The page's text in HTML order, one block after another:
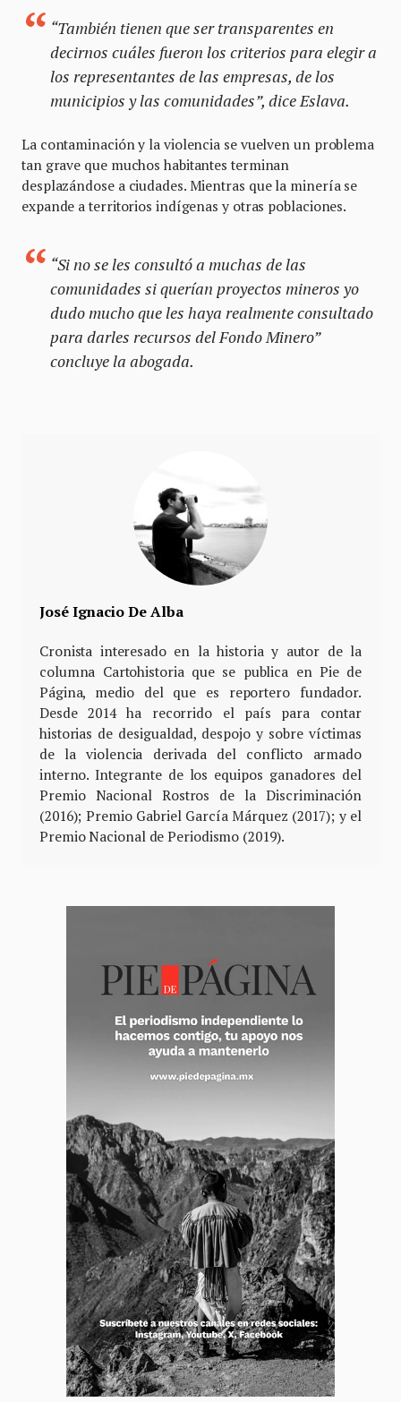
“También tienen que ser transparentes en
decirnos cuáles fueron los criterios para elegir a
los representantes de las empresas, de los
municipios y las comunidades”, dice Eslava.
La contaminación y la violencia se vuelven un problema
tan grave que muchos habitantes terminan
desplazándose a ciudades. Mientras que la minería se
expande a territorios indígenas y otras poblaciones.
“Si no se les consultó a muchas de las
comunidades si querían proyectos mineros yo
dudo mucho que les haya realmente consultado
para darles recursos del Fondo Minero”
concluye la abogada.
José Ignacio De Alba
Cronista interesado en la historia y autor de la
columna Cartohistoria que se publica en Pie de
Página, medio del que es reportero fundador.
Desde 2014 ha recorrido el país para contar
historias de desigualdad, despojo y sobre víctimas
de la violencia derivada del conflicto armado
interno. Integrante de los equipos ganadores del
Premio Nacional Rostros de la Discriminación
(2016); Premio Gabriel García Márquez (2017); y el
Premio Nacional de Periodismo (2019).